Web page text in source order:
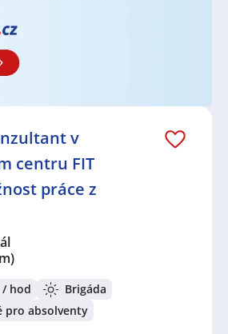
v
centru FIT
práce z
/ hod
Brigáda
pro absolventy